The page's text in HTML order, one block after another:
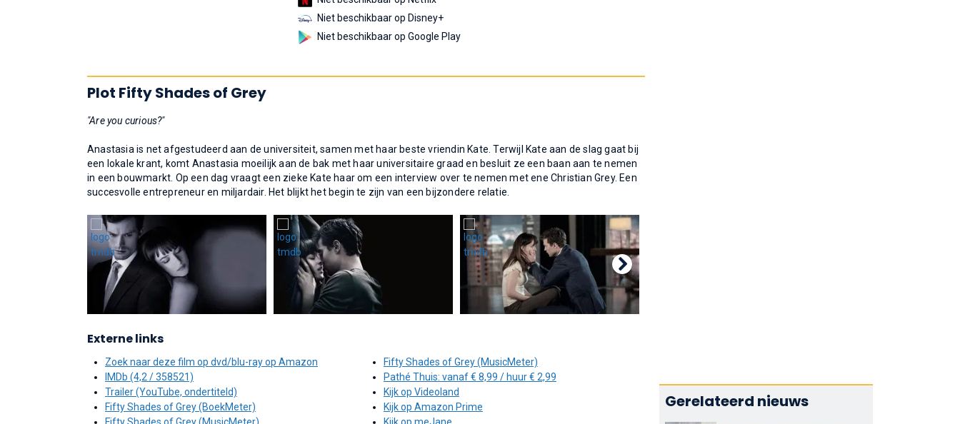
Niet beschikbaar op Disney+
Niet beschikbaar op Google Play
Plot Fifty Shades of Grey
"Are you curious?"
Anastasia is net afgestudeerd aan de universiteit, samen met haar beste vriendin Kate. Terwijl Kate aan de slag gaat bij
een lokale krant, komt Anastasia moeilijk aan de bak met haar universitaire graad en besluit ze een baan aan te nemen
in een bouwmarkt. Op een dag vraagt een zieke Kate haar om een interview over te nemen met ene Christian Grey. Een
succesvolle entrepreneur en miljardair. Het blijkt het begin te zijn van een bijzondere relatie.
Externe links
Zoek naar deze film op dvd/blu-ray op Amazon
IMDb (4,2 / 358521)
Trailer (YouTube, ondertiteld)
Fifty Shades of Grey (BoekMeter)
Fifty Shades of Grey (MusicMeter)
Pathé Thuis: vanaf € 8,99 / huur € 2,99
Kijk op Videoland
Kijk op Amazon Prime
Gerelateerd nieuws